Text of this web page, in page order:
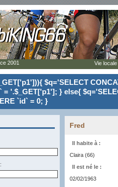
$q='SELECT
= '.$_GET['p1']; } else{
`id` = 0; }
Fred
Il habite à :
Claira (66)
Il est né le :
02/02/1963
2001 Vie